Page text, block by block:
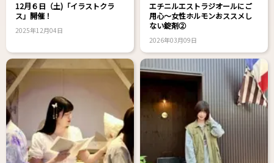
12月６日（土)「イラストクラ
ス」開催！
2025年12月04日
エチニルエストラジオールにご
用心～女性ホルモンおススメし
ない錠剤②
2026年03月09日